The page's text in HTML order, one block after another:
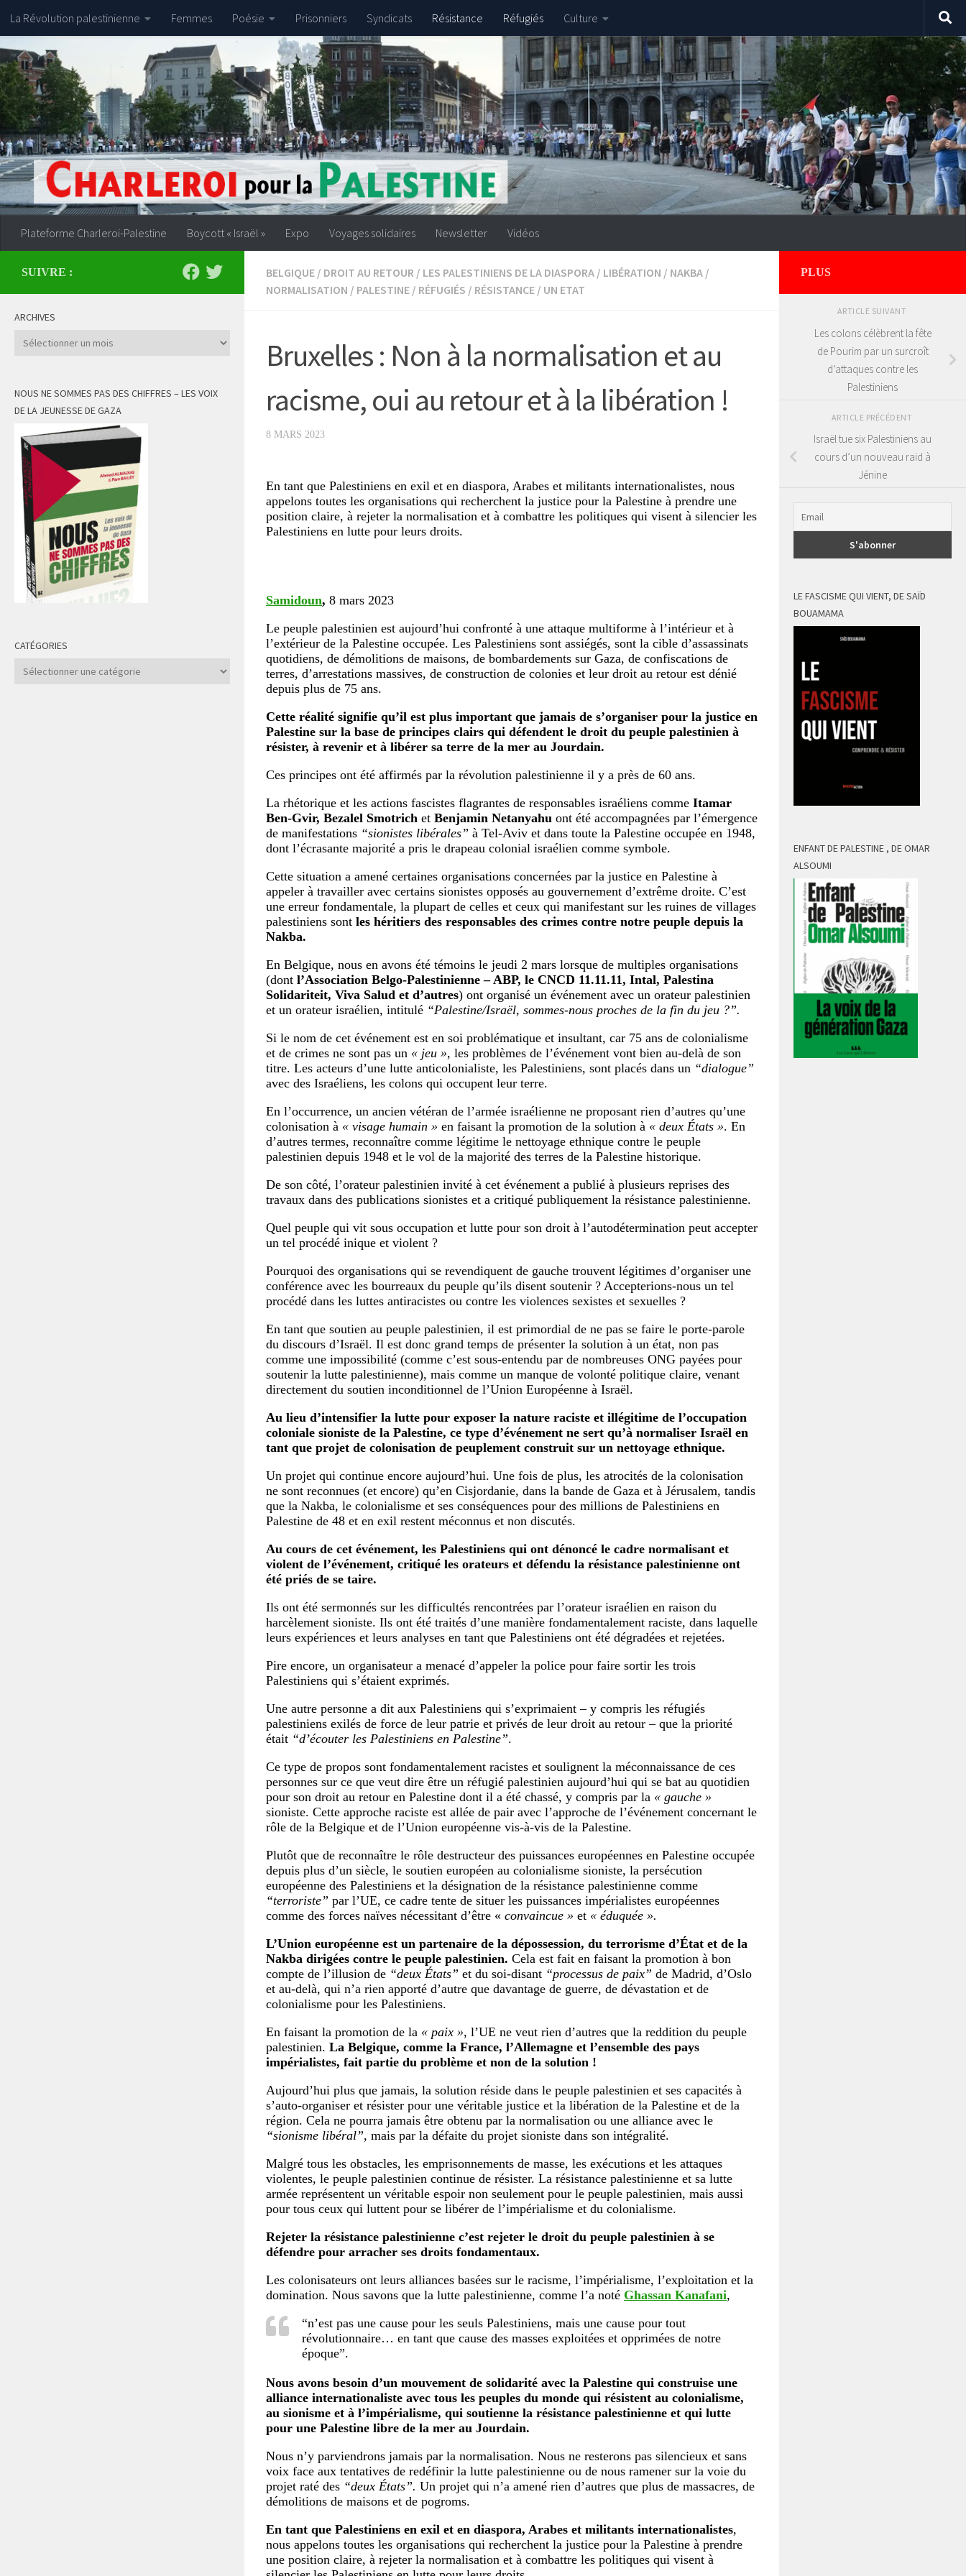
Skip to content
La Révolution palestinienne Femmes Poésie Prisonniers Syndicats Résistance Réfugiés Culture
Plateforme Charleroi-Palestine Boycott « Israël » Expo Voyages solidaires Newsletter Vidéos
BELGIQUE / DROIT AU RETOUR / LES PALESTINIENS DE LA DIASPORA / LIBÉRATION / NAKBA /
NORMALISATION / PALESTINE / RÉFUGIÉS / RÉSISTANCE / UN ETAT
Bruxelles : Non à la normalisation et au
racisme, oui au retour et à la libération !
8 MARS 2023
En tant que Palestiniens en exil et en diaspora, Arabes et militants internationalistes, nous
appelons toutes les organisations qui recherchent la justice pour la Palestine à prendre une
position claire, à rejeter la normalisation et à combattre les politiques qui visent à silencier les
Palestiniens en lutte pour leurs droits.
Samidoun, 8 mars 2023
Le peuple palestinien est aujourd’hui confronté à une attaque multiforme à l’intérieur et à
l’extérieur de la Palestine occupée. Les Palestiniens sont assiégés, sont la cible d’assassinats
quotidiens, de démolitions de maisons, de bombardements sur Gaza, de confiscations de
terres, d’arrestations massives, de construction de colonies et leur droit au retour est dénié
depuis plus de 75 ans.
Cette réalité signifie qu’il est plus important que jamais de s’organiser pour la justice en
Palestine sur la base de principes clairs qui défendent le droit du peuple palestinien à
résister, à revenir et à libérer sa terre de la mer au Jourdain.
Ces principes ont été affirmés par la révolution palestinienne il y a près de 60 ans.
La rhétorique et les actions fascistes flagrantes de responsables israéliens comme Itamar
Ben-Gvir, Bezalel Smotrich et Benjamin Netanyahu ont été accompagnées par l’émergence
de manifestations “sionistes libérales” à Tel-Aviv et dans toute la Palestine occupée en 1948,
dont l’écrasante majorité a pris le drapeau colonial israélien comme symbole.
Cette situation a amené certaines organisations concernées par la justice en Palestine à
appeler à travailler avec certains sionistes opposés au gouvernement d’extrême droite. C’est
une erreur fondamentale, la plupart de celles et ceux qui manifestant sur les ruines de villages
palestiniens sont les héritiers des responsables des crimes contre notre peuple depuis la
Nakba.
En Belgique, nous en avons été témoins le jeudi 2 mars lorsque de multiples organisations
(dont l’Association Belgo-Palestinienne – ABP, le CNCD 11.11.11, Intal, Palestina
Solidariteit, Viva Salud et d’autres) ont organisé un événement avec un orateur palestinien
et un orateur israélien, intitulé “Palestine/Israël, sommes-nous proches de la fin du jeu ?”.
Si le nom de cet événement est en soi problématique et insultant, car 75 ans de colonialisme
et de crimes ne sont pas un « jeu », les problèmes de l’événement vont bien au-delà de son
titre. Les acteurs d’une lutte anticolonialiste, les Palestiniens, sont placés dans un “dialogue”
avec des Israéliens, les colons qui occupent leur terre.
En l’occurrence, un ancien vétéran de l’armée israélienne ne proposant rien d’autres qu’une
colonisation à « visage humain » en faisant la promotion de la solution à « deux États ». En
d’autres termes, reconnaître comme légitime le nettoyage ethnique contre le peuple
palestinien depuis 1948 et le vol de la majorité des terres de la Palestine historique.
De son côté, l’orateur palestinien invité à cet événement a publié à plusieurs reprises des
travaux dans des publications sionistes et a critiqué publiquement la résistance palestinienne.
Quel peuple qui vit sous occupation et lutte pour son droit à l’autodétermination peut accepter
un tel procédé inique et violent ?
Pourquoi des organisations qui se revendiquent de gauche trouvent légitimes d’organiser une
conférence avec les bourreaux du peuple qu’ils disent soutenir ? Accepterions-nous un tel
procédé dans les luttes antiracistes ou contre les violences sexistes et sexuelles ?
En tant que soutien au peuple palestinien, il est primordial de ne pas se faire le porte-parole
du discours d’Israël. Il est donc grand temps de présenter la solution à un état, non pas
comme une impossibilité (comme c’est sous-entendu par de nombreuses ONG payées pour
soutenir la lutte palestinienne), mais comme un manque de volonté politique claire, venant
directement du soutien inconditionnel de l’Union Européenne à Israël.
Au lieu d’intensifier la lutte pour exposer la nature raciste et illégitime de l’occupation
coloniale sioniste de la Palestine, ce type d’événement ne sert qu’à normaliser Israël en
tant que projet de colonisation de peuplement construit sur un nettoyage ethnique.
Un projet qui continue encore aujourd’hui. Une fois de plus, les atrocités de la colonisation
ne sont reconnues (et encore) qu’en Cisjordanie, dans la bande de Gaza et à Jérusalem, tandis
que la Nakba, le colonialisme et ses conséquences pour des millions de Palestiniens en
Palestine de 48 et en exil restent méconnus et non discutés.
Au cours de cet événement, les Palestiniens qui ont dénoncé le cadre normalisant et
violent de l’événement, critiqué les orateurs et défendu la résistance palestinienne ont
été priés de se taire.
Ils ont été sermonnés sur les difficultés rencontrées par l’orateur israélien en raison du
harcèlement sioniste. Ils ont été traités d’une manière fondamentalement raciste, dans laquelle
leurs expériences et leurs analyses en tant que Palestiniens ont été dégradées et rejetées.
Pire encore, un organisateur a menacé d’appeler la police pour faire sortir les trois
Palestiniens qui s’étaient exprimés.
Une autre personne a dit aux Palestiniens qui s’exprimaient – y compris les réfugiés
palestiniens exilés de force de leur patrie et privés de leur droit au retour – que la priorité
était “d’écouter les Palestiniens en Palestine”.
Ce type de propos sont fondamentalement racistes et soulignent la méconnaissance de ces
personnes sur ce que veut dire être un réfugié palestinien aujourd’hui qui se bat au quotidien
pour son droit au retour en Palestine dont il a été chassé, y compris par la « gauche »
sioniste. Cette approche raciste est allée de pair avec l’approche de l’événement concernant le
rôle de la Belgique et de l’Union européenne vis-à-vis de la Palestine.
Plutôt que de reconnaître le rôle destructeur des puissances européennes en Palestine occupée
depuis plus d’un siècle, le soutien européen au colonialisme sioniste, la persécution
européenne des Palestiniens et la désignation de la résistance palestinienne comme
“terroriste” par l’UE, ce cadre tente de situer les puissances impérialistes européennes
comme des forces naïves nécessitant d’être « convaincue » et « éduquée ».
L’Union européenne est un partenaire de la dépossession, du terrorisme d’État et de la
Nakba dirigées contre le peuple palestinien. Cela est fait en faisant la promotion à bon
compte de l’illusion de “deux États” et du soi-disant “processus de paix” de Madrid, d’Oslo
et au-delà, qui n’a rien apporté d’autre que davantage de guerre, de dévastation et de
colonialisme pour les Palestiniens.
En faisant la promotion de la « paix », l’UE ne veut rien d’autres que la reddition du peuple
palestinien. La Belgique, comme la France, l’Allemagne et l’ensemble des pays
impérialistes, fait partie du problème et non de la solution !
Aujourd’hui plus que jamais, la solution réside dans le peuple palestinien et ses capacités à
s’auto-organiser et résister pour une véritable justice et la libération de la Palestine et de la
région. Cela ne pourra jamais être obtenu par la normalisation ou une alliance avec le
“sionisme libéral”, mais par la défaite du projet sioniste dans son intégralité.
Malgré tous les obstacles, les emprisonnements de masse, les exécutions et les attaques
violentes, le peuple palestinien continue de résister. La résistance palestinienne et sa lutte
armée représentent un véritable espoir non seulement pour le peuple palestinien, mais aussi
pour tous ceux qui luttent pour se libérer de l’impérialisme et du colonialisme.
Rejeter la résistance palestinienne c’est rejeter le droit du peuple palestinien à se
défendre pour arracher ses droits fondamentaux.
Les colonisateurs ont leurs alliances basées sur le racisme, l’impérialisme, l’exploitation et la
domination. Nous savons que la lutte palestinienne, comme l’a noté Ghassan Kanafani,
“n’est pas une cause pour les seuls Palestiniens, mais une cause pour tout
révolutionnaire… en tant que cause des masses exploitées et opprimées de notre
époque”.
Nous avons besoin d’un mouvement de solidarité avec la Palestine qui construise une
alliance internationaliste avec tous les peuples du monde qui résistent au colonialisme,
au sionisme et à l’impérialisme, qui soutienne la résistance palestinienne et qui lutte
pour une Palestine libre de la mer au Jourdain.
Nous n’y parviendrons jamais par la normalisation. Nous ne resterons pas silencieux et sans
voix face aux tentatives de redéfinir la lutte palestinienne ou de nous ramener sur la voie du
projet raté des “deux États”. Un projet qui n’a amené rien d’autres que plus de massacres, de
démolitions de maisons et de pogroms.
En tant que Palestiniens en exil et en diaspora, Arabes et militants internationalistes,
nous appelons toutes les organisations qui recherchent la justice pour la Palestine à prendre
une position claire, à rejeter la normalisation et à combattre les politiques qui visent à
SUIVRE :
ARCHIVES
Archives
NOUS NE SOMMES PAS DES CHIFFRES – LES VOIX
DE LA JEUNESSE DE GAZA
CATÉGORIES
Catégories
PLUS
ARTICLE SUIVANT
Les colons célèbrent la fête
de Pourim par un surcroît
d’attaques contre les
Palestiniens
ARTICLE PRÉCÉDENT
Israël tue six Palestiniens au
cours d’un nouveau raid à
Jénine
LE FASCISME QUI VIENT, DE SAÏD
BOUAMAMA
ENFANT DE PALESTINE , DE OMAR
ALSOUMI